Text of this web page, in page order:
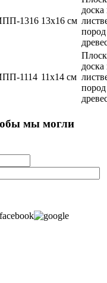
1316 13x16 см
доска
пород
1114 11х14 см
доска
пород
мы могли